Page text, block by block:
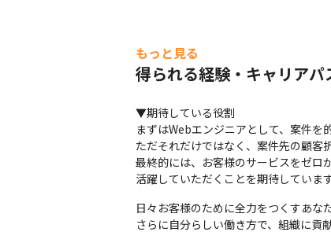
もっと見る
得られる経験・キャリアパ
▼期待している役割
まずはWebエンジニアとして、案件を
ただそれだけではなく、案件先の顧客
最終的には、お客様のサービスをゼロ
活躍していただくことを期待しています
日々お客様のために全力をつくすあなた
さらに自分らしい働き方で、組織に貢